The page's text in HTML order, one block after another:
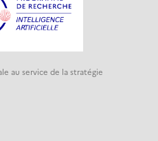
au service de la stratégie